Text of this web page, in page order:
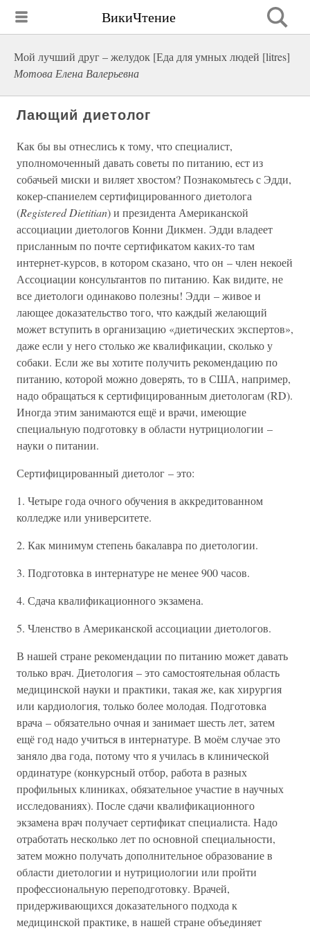
ВикиЧтение
Мой лучший друг – желудок [Еда для умных людей [litres]
Мотова Елена Валерьевна
Лающий диетолог
Как бы вы отнеслись к тому, что специалист,
уполномоченный давать советы по питанию, ест из
собачьей миски и виляет хвостом? Познакомьтесь с Эдди,
кокер-спаниелем сертифицированного диетолога
(Registered Dietitian) и президента Американской
ассоциации диетологов Конни Дикмен. Эдди владеет
присланным по почте сертификатом каких-то там
интернет-курсов, в котором сказано, что он – член некоей
Ассоциации консультантов по питанию. Как видите, не
все диетологи одинаково полезны! Эдди – живое и
лающее доказательство того, что каждый желающий
может вступить в организацию «диетических экспертов»,
даже если у него столько же квалификации, сколько у
собаки. Если же вы хотите получить рекомендацию по
питанию, которой можно доверять, то в США, например,
надо обращаться к сертифицированным диетологам (RD).
Иногда этим занимаются ещё и врачи, имеющие
специальную подготовку в области нутрициологии –
науки о питании.
Сертифицированный диетолог – это:
1. Четыре года очного обучения в аккредитованном
колледже или университете.
2. Как минимум степень бакалавра по диетологии.
3. Подготовка в интернатуре не менее 900 часов.
4. Сдача квалификационного экзамена.
5. Членство в Американской ассоциации диетологов.
В нашей стране рекомендации по питанию может давать
только врач. Диетология – это самостоятельная область
медицинской науки и практики, такая же, как хирургия
или кардиология, только более молодая. Подготовка
врача – обязательно очная и занимает шесть лет, затем
ещё год надо учиться в интернатуре. В моём случае это
заняло два года, потому что я училась в клинической
ординатуре (конкурсный отбор, работа в разных
профильных клиниках, обязательное участие в научных
исследованиях). После сдачи квалификационного
экзамена врач получает сертификат специалиста. Надо
отработать несколько лет по основной специальности,
затем можно получать дополнительное образование в
области диетологии и нутрициологии или пройти
профессиональную переподготовку. Врачей,
придерживающихся доказательного подхода к
медицинской практике, в нашей стране объединяет